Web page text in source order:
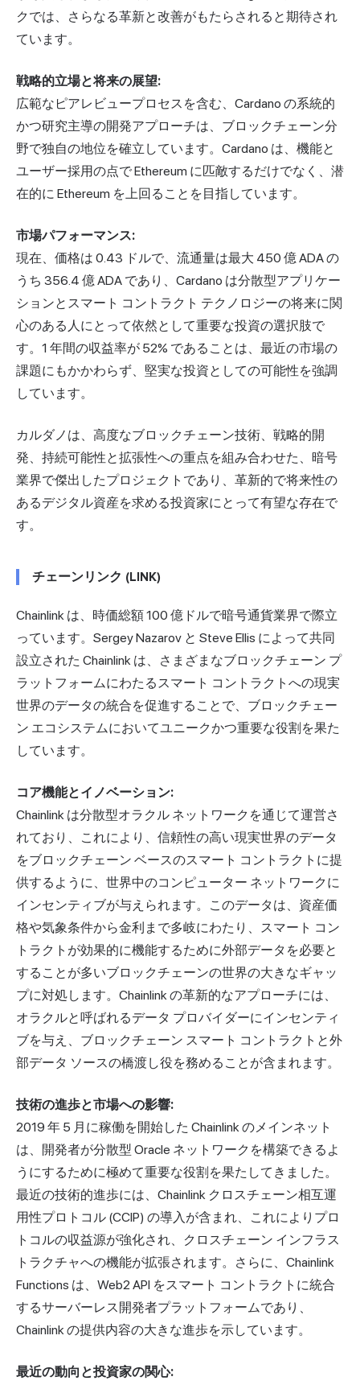
クでは、さらなる革新と改善がもたらされると期待され
ています。
戦略的立場と将来の展望:
広範なピアレビュープロセスを含む、Cardano の系統的
かつ研究主導の開発アプローチは、ブロックチェーン分
野で独自の地位を確立しています。Cardano は、機能と
ユーザー採用の点で Ethereum に匹敵するだけでなく、潜
在的に Ethereum を上回ることを目指しています。
市場パフォーマンス:
現在、価格は 0.43 ドルで、流通量は最大 450 億 ADA の
うち 356.4 億 ADA であり、Cardano は分散型アプリケー
ションとスマート コントラクト テクノロジーの将来に関
心のある人にとって依然として重要な投資の選択肢で
す。1 年間の収益率が 52% であることは、最近の市場の
課題にもかかわらず、堅実な投資としての可能性を強調
しています。
カルダノは、高度なブロックチェーン技術、戦略的開
発、持続可能性と拡張性への重点を組み合わせた、暗号
業界で傑出したプロジェクトであり、革新的で将来性の
あるデジタル資産を求める投資家にとって有望な存在で
す。
チェーンリンク (LINK)
Chainlink は、時価総額 100 億ドルで暗号通貨業界で際立
っています。Sergey Nazarov と Steve Ellis によって共同
設立された Chainlink は、さまざまなブロックチェーン プ
ラットフォームにわたるスマート コントラクトへの現実
世界のデータの統合を促進することで、ブロックチェー
ン エコシステムにおいてユニークかつ重要な役割を果た
しています。
コア機能とイノベーション:
Chainlink は分散型オラクル ネットワークを通じて運営さ
れており、これにより、信頼性の高い現実世界のデータ
をブロックチェーン ベースのスマート コントラクトに提
供するように、世界中のコンピューター ネットワークに
インセンティブが与えられます。このデータは、資産価
格や気象条件から金利まで多岐にわたり、スマート コン
トラクトが効果的に機能するために外部データを必要と
することが多いブロックチェーンの世界の大きなギャッ
プに対処します。Chainlink の革新的なアプローチには、
オラクルと呼ばれるデータ プロバイダーにインセンティ
ブを与え、ブロックチェーン スマート コントラクトと外
部データ ソースの橋渡し役を務めることが含まれます。
技術の進歩と市場への影響:
2019 年 5 月に稼働を開始した Chainlink のメインネット
は、開発者が分散型 Oracle ネットワークを構築できるよ
うにするために極めて重要な役割を果たしてきました。
最近の技術的進歩には、Chainlink クロスチェーン相互運
用性プロトコル (CCIP) の導入が含まれ、これによりプロ
トコルの収益源が強化され、クロスチェーン インフラス
トラクチャへの機能が拡張されます。さらに、Chainlink
Functions は、Web2 API をスマート コントラクトに統合
するサーバーレス開発者プラットフォームであり、
Chainlink の提供内容の大きな進歩を示しています。
最近の動向と投資家の関心: